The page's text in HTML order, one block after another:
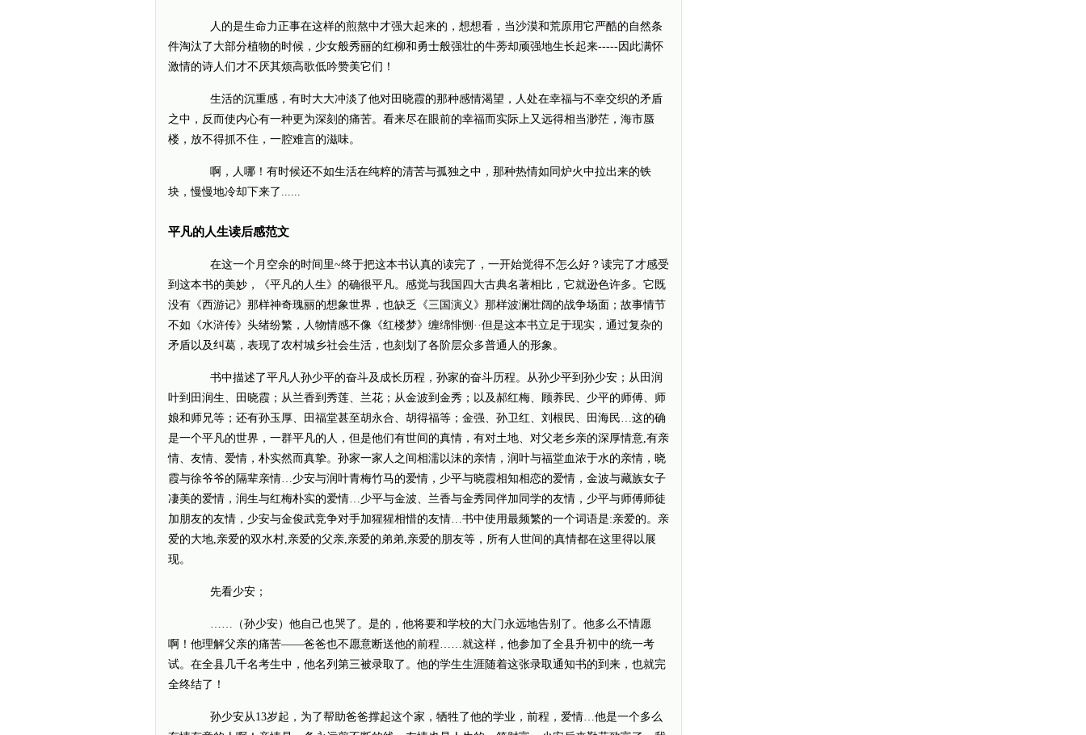
人的是生命力正事在这样的煎熬中才强大起来的，想想看，当沙漠和荒原用它严酷的自然条
件淘汰了大部分植物的时候，少女般秀丽的红柳和勇士般强壮的牛蒡却顽强地生长起来-----因此满怀
激情的诗人们才不厌其烦高歌低吟赞美它们！
生活的沉重感，有时大大冲淡了他对田晓霞的那种感情渴望，人处在幸福与不幸交织的矛盾
之中，反而使内心有一种更为深刻的痛苦。看来尽在眼前的幸福而实际上又远得相当渺茫，海市蜃
楼，放不得抓不住，一腔难言的滋味。
啊，人哪！有时候还不如生活在纯粹的清苦与孤独之中，那种热情如同炉火中拉出来的铁
块，慢慢地冷却下来了......
平凡的人生读后感范文
在这一个月空余的时间里~终于把这本书认真的读完了，一开始觉得不怎么好？读完了才感受
到这本书的美妙，《平凡的人生》的确很平凡。感觉与我国四大古典名著相比，它就逊色许多。它既
没有《西游记》那样神奇瑰丽的想象世界，也缺乏《三国演义》那样波澜壮阔的战争场面；故事情节
不如《水浒传》头绪纷繁，人物情感不像《红楼梦》缠绵悱恻··但是这本书立足于现实，通过复杂的
矛盾以及纠葛，表现了农村城乡社会生活，也刻划了各阶层众多普通人的形象。
书中描述了平凡人孙少平的奋斗及成长历程，孙家的奋斗历程。从孙少平到孙少安；从田润
叶到田润生、田晓霞；从兰香到秀莲、兰花；从金波到金秀；以及郝红梅、顾养民、少平的师傅、师
娘和师兄等；还有孙玉厚、田福堂甚至胡永合、胡得福等；金强、孙卫红、刘根民、田海民…这的确
是一个平凡的世界，一群平凡的人，但是他们有世间的真情，有对土地、对父老乡亲的深厚情意,有亲
情、友情、爱情，朴实然而真挚。孙家一家人之间相濡以沫的亲情，润叶与福堂血浓于水的亲情，晓
霞与徐爷爷的隔辈亲情…少安与润叶青梅竹马的爱情，少平与晓霞相知相恋的爱情，金波与藏族女子
凄美的爱情，润生与红梅朴实的爱情…少平与金波、兰香与金秀同伴加同学的友情，少平与师傅师徒
加朋友的友情，少安与金俊武竞争对手加猩猩相惜的友情…书中使用最频繁的一个词语是:亲爱的。亲
爱的大地,亲爱的双水村,亲爱的父亲,亲爱的弟弟,亲爱的朋友等，所有人世间的真情都在这里得以展
现。
先看少安；
……（孙少安）他自己也哭了。是的，他将要和学校的大门永远地告别了。他多么不情愿
啊！他理解父亲的痛苦——爸爸也不愿意断送他的前程……就这样，他参加了全县升初中的统一考
试。在全县几千名考生中，他名列第三被录取了。他的学生生涯随着这张录取通知书的到来，也就完
全终结了！
孙少安从13岁起，为了帮助爸爸撑起这个家，牺牲了他的学业，前程，爱情…他是一个多么